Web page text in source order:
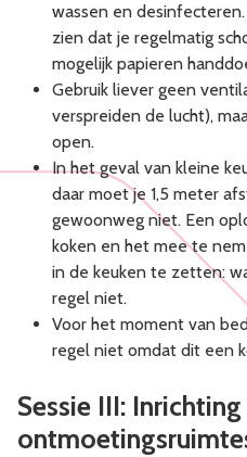
wassen en
zien dat je regelmatig
mogelijk papieren
Gebruik liever geen
verspreiden de lucht),
open.
In het geval van kleine
daar moet je 1,5 meter
gewoonweg niet. Een
koken en het mee te
in de keuken te zetten:
regel niet.
Voor het moment van
regel niet omdat dit een
Sessie III: Inrichting